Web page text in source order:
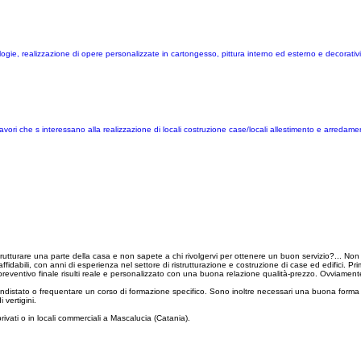
realizzazione di opere personalizzate in cartongesso, pittura interno ed esterno e
che s interessano alla realizzazione di locali costruzione case/locali allestimento e
una parte della casa e non sapete a chi rivolgervi per ottenere un buon servizio?...
con anni di esperienza nel settore di ristrutturazione e costruzione di case ed edifici.
finale risulti reale e personalizzato con una buona relazione qualità-prezzo.
o frequentare un corso di formazione specifico. Sono inoltre necessari una buona
vertigini.
o in locali commerciali a Mascalucia (Catania).